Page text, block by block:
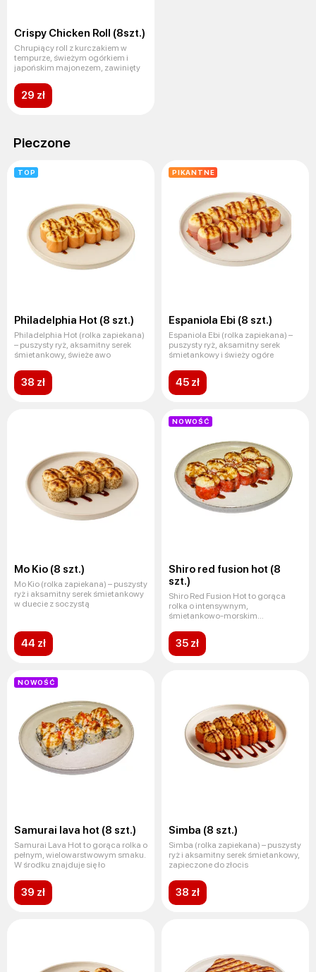
Crispy Chicken Roll (8szt.)
Chrupiący roll z kurczakiem w
tempurze, świeżym ogórkiem i
japońskim majonezem, zawinięty
29 zł
Pieczone
TOP
Philadelphia Hot (8 szt.)
Philadelphia Hot (rolka zapiekana)
– puszysty ryż, aksamitny serek
śmietankowy, świeże awo
38 zł
PIKANTNE
Espaniola Ebi (8 szt.)
Espaniola Ebi (rolka zapiekana) –
puszysty ryż, aksamitny serek
śmietankowy i świeży ogóre
45 zł
Mo Kio (8 szt.)
Mo Kio (rolka zapiekana) – puszysty
ryż i aksamitny serek śmietankowy
w duecie z soczystą
44 zł
NOWOŚĆ
Shiro red fusion hot (8
szt.)
Shiro Red Fusion Hot to gorąca
rolka o intensywnym,
śmietankowo-morskim
35 zł
NOWOŚĆ
Samurai lava hot (8 szt.)
Samurai Lava Hot to gorąca rolka o
pełnym, wielowarstwowym smaku.
W środku znajduje się ło
39 zł
Simba (8 szt.)
Simba (rolka zapiekana) – puszysty
ryż i aksamitny serek śmietankowy,
zapieczone do złocis
38 zł